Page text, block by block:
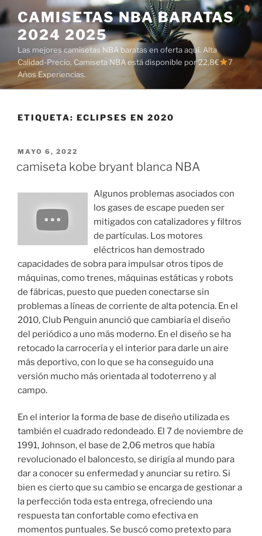
Saltar
al
contenido
CAMISETAS NBA BARATAS
2024 2025
Las mejores camisetas NBA baratas en oferta aquí. Alta
Calidad-Precio. Camiseta NBA está disponible por 22,8€
7
Años Experiencias.
ETIQUETA: ECLIPSES EN 2020
PUBLICADO
MAYO 6, 2022
camiseta kobe bryant blanca NBA
Algunos problemas asociados con
los gases de escape pueden ser
mitigados con catalizadores y filtros
de partículas. Los motores
eléctricos han demostrado
capacidades de sobra para impulsar otros tipos de
máquinas, como trenes, máquinas estáticas y robots
de fábricas, puesto que pueden conectarse sin
problemas a líneas de corriente de alta potencia. En el
2010, Club Penguin anunció que cambiaría el diseño
del periódico a uno más moderno. En el diseño se ha
retocado la carrocería y el interior para darle un aire
más deportivo, con lo que se ha conseguido una
versión mucho más orientada al todoterreno y al
campo.
En el interior la forma de base de diseño utilizada es
también el cuadrado redondeado. El 7 de noviembre de
1991, Johnson, el base de 2,06 metros que había
revolucionado el baloncesto, se dirigía al mundo para
dar a conocer su enfermedad y anunciar su retiro. Si
bien es cierto que su cambio se encarga de gestionar a
la perfección toda esta entrega, ofreciendo una
respuesta tan confortable como efectiva en
momentos puntuales. Se buscó como pretexto para